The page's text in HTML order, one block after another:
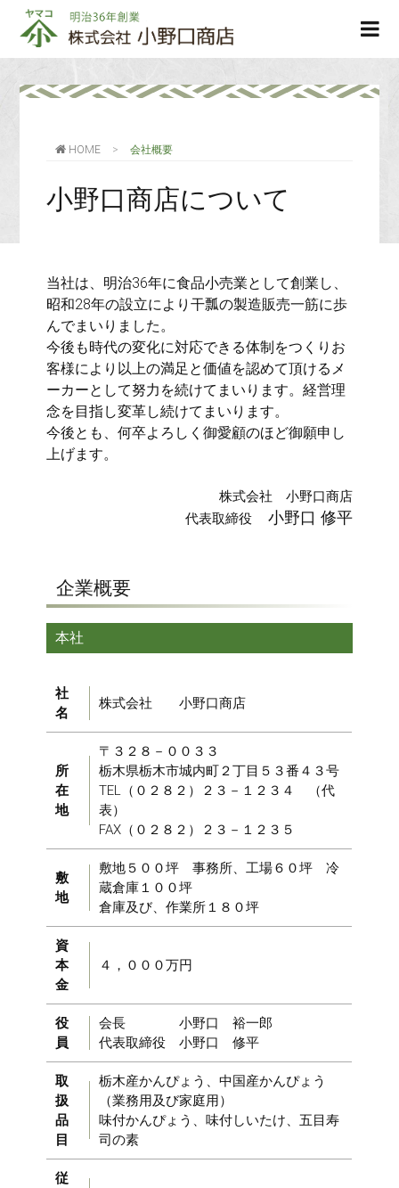
株
式
会
社
小
HOME > 会社概要
小野口商店について
当社は、明治36年に食品小売業として創業し、
昭和28年の設立により干瓢の製造販売一筋に歩
んでまいりました。
今後も時代の変化に対応できる体制をつくりお
客様により以上の満足と価値を認めて頂けるメ
ーカーとして努力を続けてまいります。経営理
念を目指し変革し続けてまいります。
今後とも、何卒よろしく御愛顧のほど御願申し
上げます。
株式会社 小野口商店
代表取締役小野口 修平
企業概要
本社
社
名
株式会社 小野口商店
所
在
地
〒３２８－００３３
栃木県栃木市城内町２丁目５３番４３号
TEL（０２８２）２３－１２３４ （代
表）
FAX（０２８２）２３－１２３５
敷
地
敷地５００坪 事務所、工場６０坪 冷
蔵倉庫１００坪
倉庫及び、作業所１８０坪
資
本
金
４，０００万円
役
員
会長 小野口 裕一郎
代表取締役 小野口 修平
取
扱
品
目
栃木産かんぴょう、中国産かんぴょう
（業務用及び家庭用）
味付かんぴょう、味付しいたけ、五目寿
司の素
従